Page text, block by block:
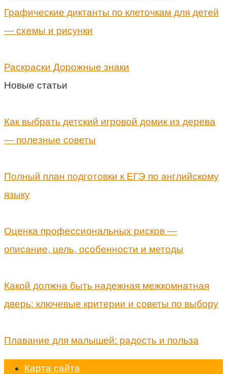
Графические диктанты по клеточкам для детей
— схемы и рисунки
Раскраски Дорожные знаки
Новые статьи
Как выбрать детский игровой домик из дерева
— полезные советы
Полный план подготовки к ЕГЭ по английскому
языку
Оценка профессиональных рисков —
описание, цель, особенности и методы
Какой должна быть надежная межкомнатная
дверь: ключевые критерии и советы по выбору
Плавание для малышей: радость и польза
Карта сайта